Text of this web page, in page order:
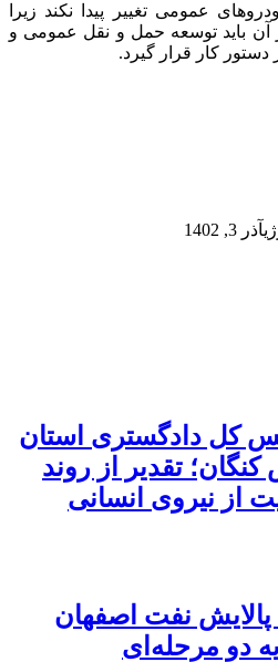
عمومی تغییر پیدا نکند زیرا
آن باید توسعه حمل و نقل عمومی و
کار قرار گیرد.
آذر 3, 1402
کل دادگستری استان
کنگان؛ تقدیر از روند
از نیروی انسانی
پالایش نفت اصفهان
دو مرحله‌ای